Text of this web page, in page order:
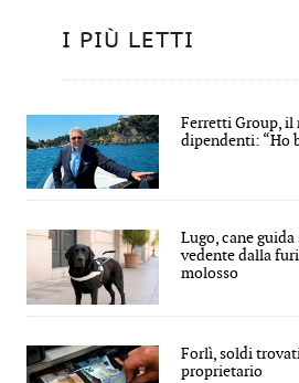
I PIÙ LETTI
Ferretti Group, il
dipendenti: “Ho
Lugo, cane
vedente dalla
molosso
Forlì, soldi
proprietario